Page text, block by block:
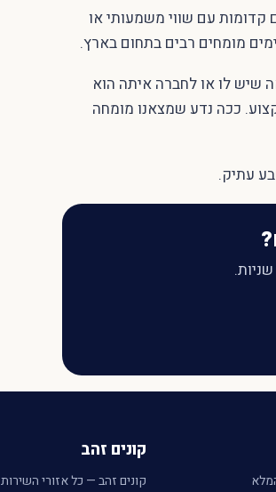
קדומות עם שווי משמעותי או
מומחים רבים בתחום בארץ.
שיש לו או לחברה איתה הוא
ככה נדע שמצאנו מומחה
עתיק.
קונים זהב
קונים זהב — כל אזורי השירות